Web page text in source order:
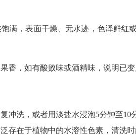
满，表面干燥、无水迹，色泽鲜
香，如有酸败味或酒精味，说明已变
冲洗，或者用淡盐水浸泡5分钟至
存在于植物中的水溶性色素，清洗